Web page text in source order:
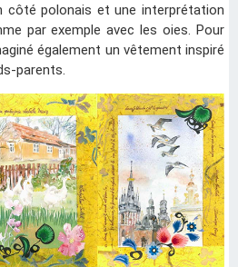
côté polonais et une interprétation
par exemple avec les oies. Pour
également un vêtement inspiré
parents.